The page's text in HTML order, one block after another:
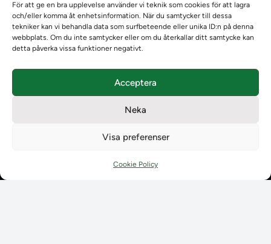
För att ge en bra upplevelse använder vi teknik som cookies för att lagra
och/eller komma åt enhetsinformation. När du samtycker till dessa
tekniker kan vi behandla data som surfbeteende eller unika ID:n på denna
webbplats. Om du inte samtycker eller om du återkallar ditt samtycke kan
detta påverka vissa funktioner negativt.
Acceptera
Neka
Visa preferenser
Cookie Policy
Om Ladokkonsortiet
Ladokkonsortiet internationellt
Vision, strategi och produktplan
Teamens sammansättning och arbetet på Ladokkonsortiet
Användarkontakter
Policyer och dokument
Kontaktuppgifter till lärosätenas Ladoksupport
Kontaktuppgifter till Ladokkonsortiet